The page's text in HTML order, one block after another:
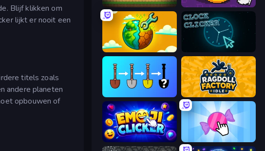
Blijf klikken om
lijkt er nooit een
titels zoals
andere planeten
opbouwen of
Pickaxe Crusher Idle Money Maker
Land Explorers: Merge & Build Clock Clicker
Ragdoll Factory Idle
Emoji Clickers Candy Clicker 2